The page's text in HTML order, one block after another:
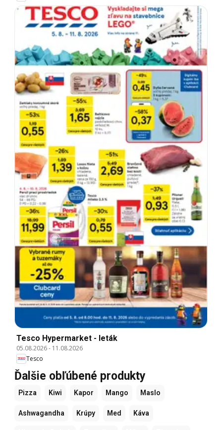
Tesco Hypermarket - leták
05.08.2026- 11.08.2026
Tesco
Ďalšie obľúbené produkty
Pizza Kiwi Kapor Mango Maslo
Ashwagandha Krúpy Med Káva